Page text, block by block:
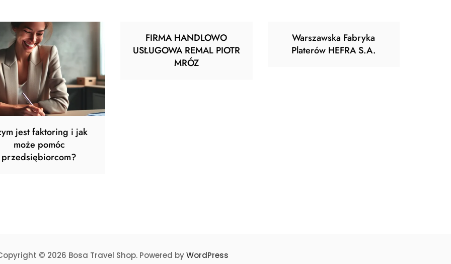
jest faktoring i jak
może pomóc
przedsiębiorcom?
FIRMA HANDLOWO
USŁUGOWA REMAL PIOTR
MRÓZ
Warszawska Fabryka
Platerów HEFRA S.A.
© 2026 Bosa Travel Shop. Powered byWordPress